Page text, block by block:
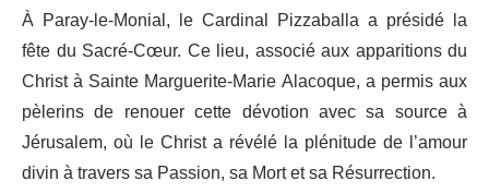
À Paray-le-Monial, le Cardinal Pizzaballa a présidé la
fête du Sacré-Cœur. Ce lieu, associé aux apparitions du
Christ à Sainte Marguerite-Marie Alacoque, a permis aux
pèlerins de renouer cette dévotion avec sa source à
Jérusalem, où le Christ a révélé la plénitude de l’amour
divin à travers sa Passion, sa Mort et sa Résurrection.